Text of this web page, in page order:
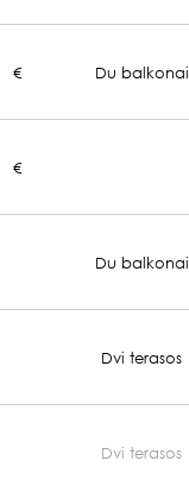
€ Du balkonai
€
Du balkonai
Dvi terasos
Dvi terasos